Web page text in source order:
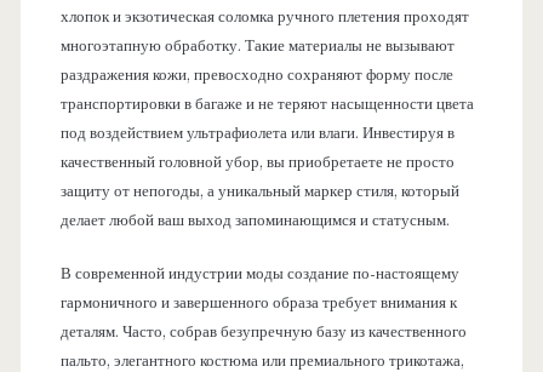
хлопок и экзотическая соломка ручного плетения проходят
многоэтапную обработку. Такие материалы не вызывают
раздражения кожи, превосходно сохраняют форму после
транспортировки в багаже и не теряют насыщенности цвета
под воздействием ультрафиолета или влаги. Инвестируя в
качественный головной убор, вы приобретаете не просто
защиту от непогоды, а уникальный маркер стиля, который
делает любой ваш выход запоминающимся и статусным.
В современной индустрии моды создание по-настоящему
гармоничного и завершенного образа требует внимания к
деталям. Часто, собрав безупречную базу из качественного
пальто, элегантного костюма или премиального трикотажа,